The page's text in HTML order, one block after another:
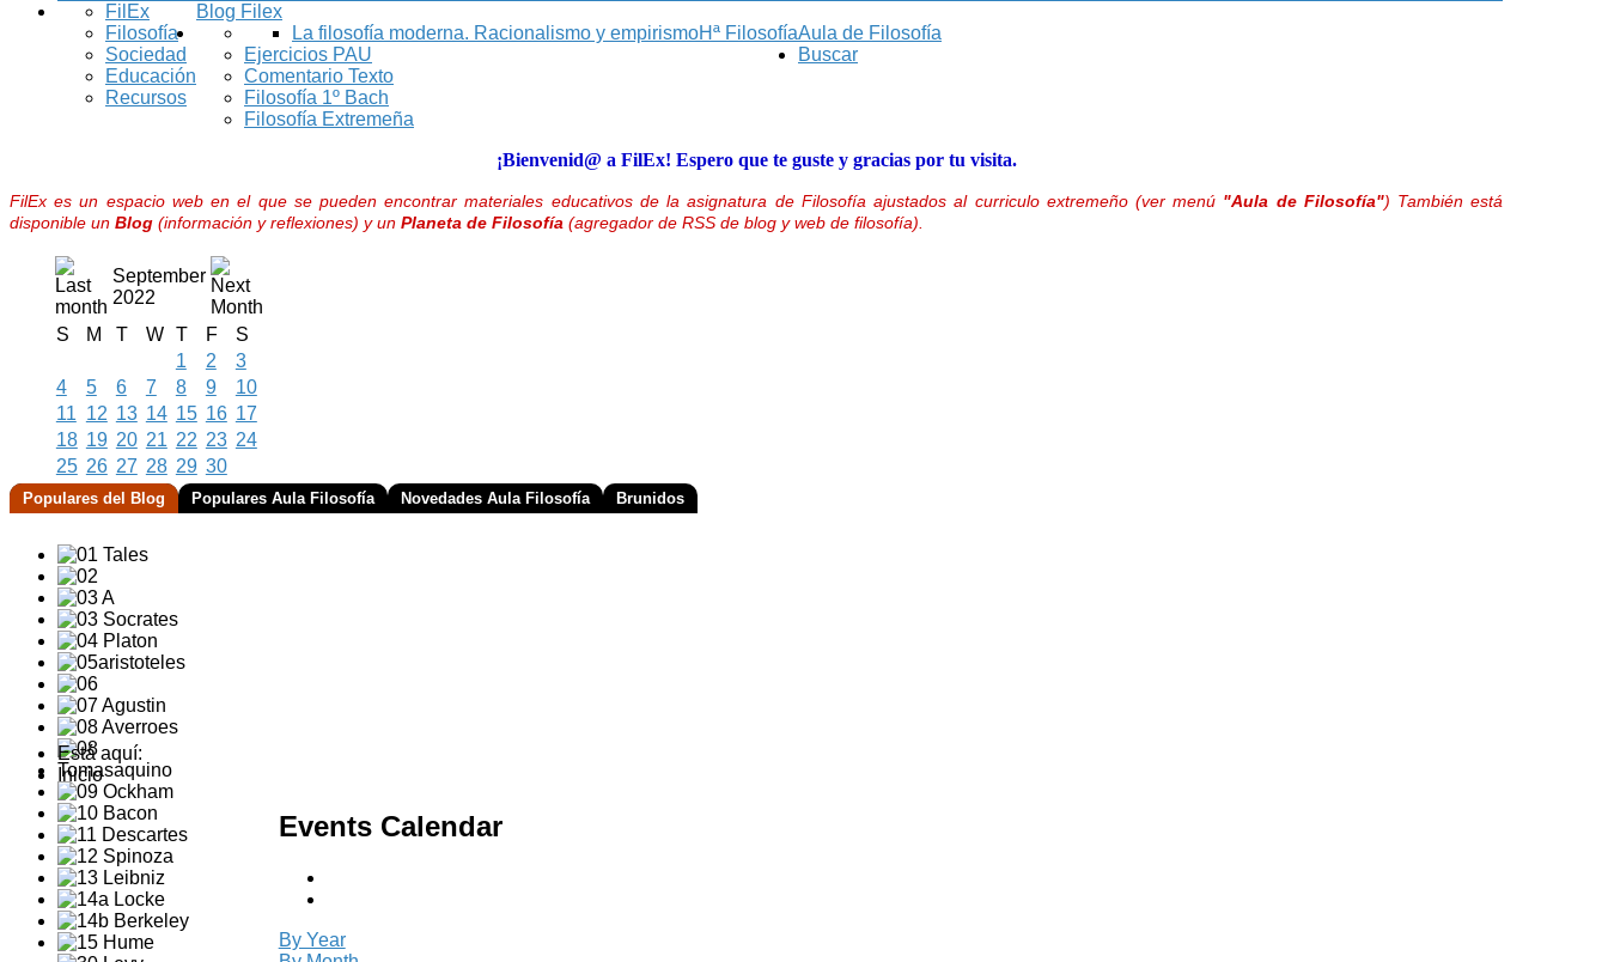
Blog Filex
FilEx
Filosofía
Sociedad
Educación
Recursos
Aula de Filosofía
Hª Filosofía
La filosofía moderna. Racionalismo y empirismo
Ejercicios PAU
Comentario Texto
Filosofía 1º Bach
Filosofía Extremeña
Buscar
¡Bienvenid@ a FilEx! Espero que te guste y gracias por tu visita.
FilEx es un espacio web en el que se pueden encontrar materiales educativos de la asignatura de Filosofía ajustados al curriculo extremeño (ver menú "Aula de Filosofía") También está
disponible un Blog (información y reflexiones) y un Planeta de Filosofía (agregador de RSS de blog y web de filosofía).
September
2022
S
M T W T F
S
1
2
3
4
5 6 7 8 9
10
11 12 13 14 15 16 17
18 19 20 21 22 23 24
25 26 27 28 29 30
Populares del Blog Populares Aula Filosofía Novedades Aula Filosofía Brunidos
Está aquí:
Inicio
Events Calendar
By Year